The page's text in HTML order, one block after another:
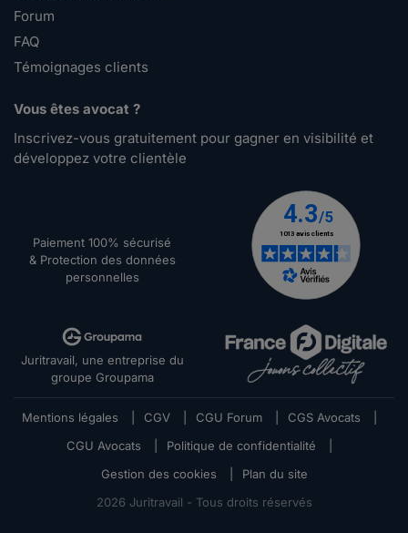
Forum
FAQ
Témoignages clients
Vous êtes avocat ?
Inscrivez-vous gratuitement pour gagner en visibilité et
développez votre clientèle
Paiement 100% sécurisé
& Protection des données
personnelles
Juritravail, une entreprise du
groupe Groupama
Mentions légales CGV CGU Forum CGS Avocats
CGU Avocats
Politique de confidentialité
Gestion des cookies
Plan du site
2026 Juritravail - Tous droits réservés